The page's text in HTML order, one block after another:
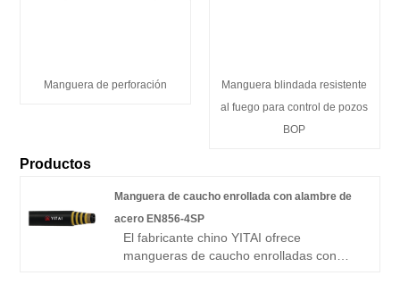
Manguera de perforación
Manguera blindada resistente
al fuego para control de pozos
BOP
Productos
Manguera de caucho enrollada con alambre de
acero EN856-4SP
El fabricante chino YITAI ofrece
mangueras de caucho enrolladas con